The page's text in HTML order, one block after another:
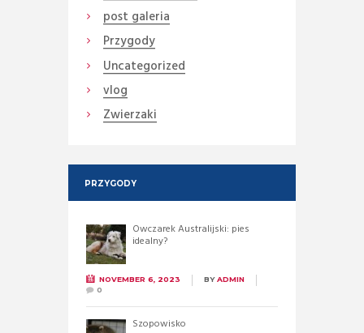
post galeria
Przygody
Uncategorized
vlog
Zwierzaki
PRZYGODY
Owczarek Australijski: pies
idealny?
NOVEMBER 6, 2023 BYADMIN
0
Szopowisko